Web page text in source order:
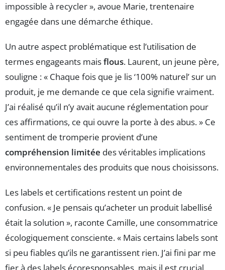
impossible à recycler », avoue Marie, trentenaire
engagée dans une démarche éthique.
Un autre aspect problématique est l’utilisation de
termes engageants maisflous. Laurent, un jeune père,
souligne : « Chaque fois que je lis ‘100% naturel’ sur un
produit, je me demande ce que cela signifie vraiment.
J’ai réalisé qu’il n’y avait aucune réglementation pour
ces affirmations, ce qui ouvre la porte à des abus. » Ce
sentiment de tromperie provient d’une
compréhension limitée des véritables implications
environnementales des produits que nous choisissons.
Les labels et certifications restent un point de
confusion. « Je pensais qu’acheter un produit labellisé
était la solution », raconte Camille, une consommatrice
écologiquement consciente. « Mais certains labels sont
si peu fiables qu’ils ne garantissent rien. J’ai fini par me